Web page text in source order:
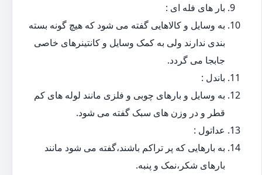
بار های فله ای :
به وسایل و کالاهایی گفته می شود که هیچ گونه بسته
بندی ندارند ولی به کمک وسایل و کانتینرهای خاصی
جابجا می گردد.
باندل :
به وسایل و بارهای چوبی و فلزی مانند لوله های کم
قطر و در وزن های سبک گفته می شود.
عداتول :
به بارهایی که پر تراکم باشند،گفته می شود مانند
بارهای شکر،نمک و پنبه.